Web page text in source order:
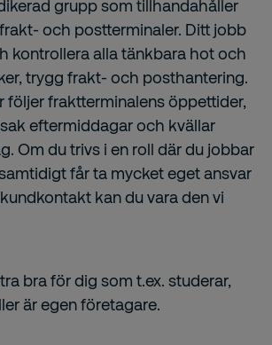
grupp som tillhandahåller
och postterminaler. Ditt jobb
kontrollera alla tänkbara hot och
trygg frakt- och posthantering.
följer fraktterminalens öppettider,
eftermiddagar och kvällar
Om du trivs i en roll där du jobbar
får ta mycket eget ansvar
kan du vara den vi
bra för dig som t.ex. studerar,
är egen företagare.